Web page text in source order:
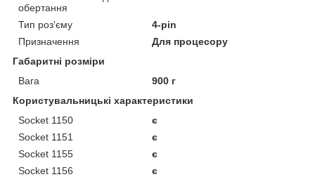
обертання
Тип роз'єму
4-pin
Призначення
Для процесору
Габаритні розміри
Вага
900 г
Користувальницькі характеристики
Socket 1150
є
Socket 1151
є
Socket 1155
є
Socket 1156
є